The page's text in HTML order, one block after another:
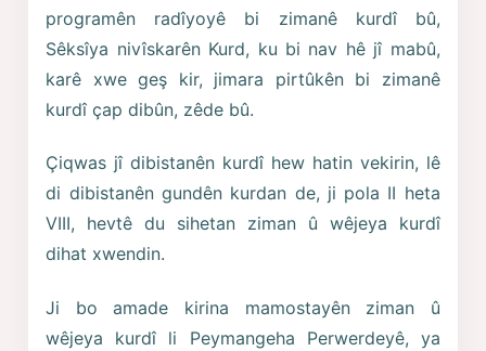
programên radîyoyê bi zimanê kurdî bû,
Sêksîya nivîskarên Kurd, ku bi nav hê jî mabû,
karê xwe geş kir, jimara pirtûkên bi zimanê
kurdî çap dibûn, zêde bû.
Çiqwas jî dibistanên kurdî hew hatin vekirin, lê
di dibistanên gundên kurdan de, ji pola II heta
VIII, hevtê du sihetan ziman û wêjeya kurdî
dihat xwendin.
Ji bo amade kirina mamostayên ziman û
wêjeya kurdî li Peymangeha Perwerdeyê, ya